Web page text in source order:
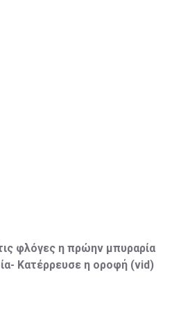
φλόγες η πρώην μπυραρία
Κατέρρευσε η οροφή (vid)